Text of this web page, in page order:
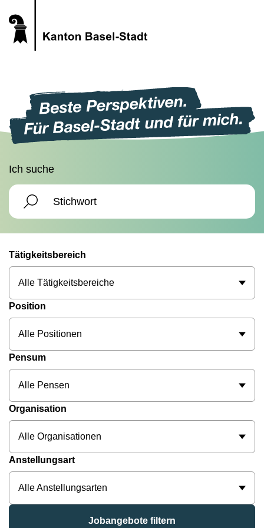
Ich suche
Tätigkeitsbereich
Alle Tätigkeitsbereiche
Position
Alle Positionen
Pensum
Alle Pensen
Organisation
Alle Organisationen
Anstellungsart
Alle Anstellungsarten
Jobangebote filtern